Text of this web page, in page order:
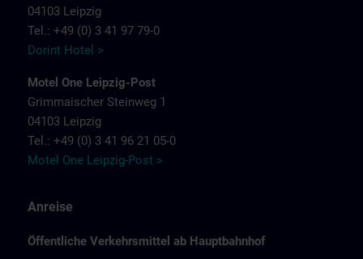
04103 Leipzig
Tel.: +49 (0) 3 41 97 79-0
Dorint Hotel >
Motel One Leipzig-Post
Grimmaischer Steinweg 1
04103 Leipzig
Tel.: +49 (0) 3 41 96 21 05-0
Motel One Leipzig-Post >
Anreise
Öffentliche Verkehrsmittel ab Hauptbahnhof